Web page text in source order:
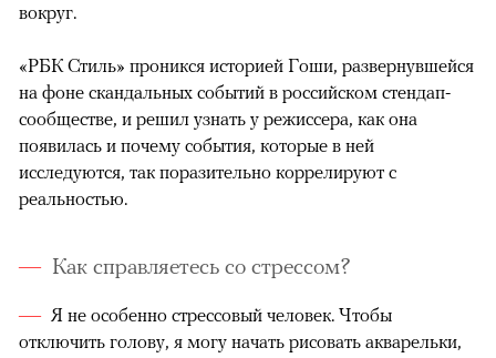
вокруг.
«РБК Стиль» проникся историей Гоши, развернувшейся
на фоне скандальных событий в российском стендап-
сообществе, и решил узнать у режиссера, как она
появилась и почему события, которые в ней
исследуются, так поразительно коррелируют с
реальностью.
Как справляетесь со стрессом?
Я не особенно стрессовый человек. Чтобы
отключить голову, я могу начать рисовать акварельки,